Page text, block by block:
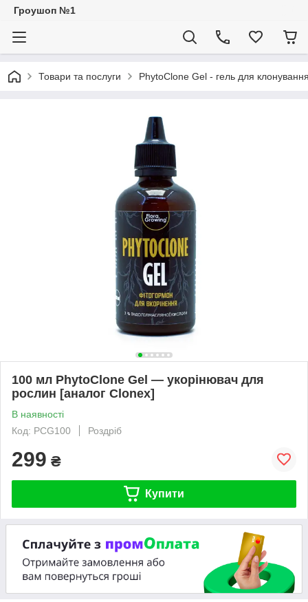
Гроушоп №1
Товари та послуги PhytoClone Gel - гель для
100 мл PhytoClone Gel — укорінювач для
рослин [аналог Clonex]
В наявності
Код: PCG100
Роздріб
299 ₴
Купити